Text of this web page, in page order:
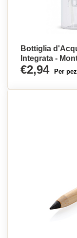
Bottiglia
Integrata -
€2,94 Per